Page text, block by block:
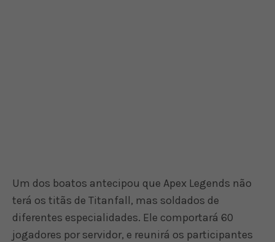
Um dos boatos antecipou que Apex Legends não
terá os titãs de Titanfall, mas soldados de
diferentes especialidades. Ele comportará 60
jogadores por servidor, e reunirá os participantes